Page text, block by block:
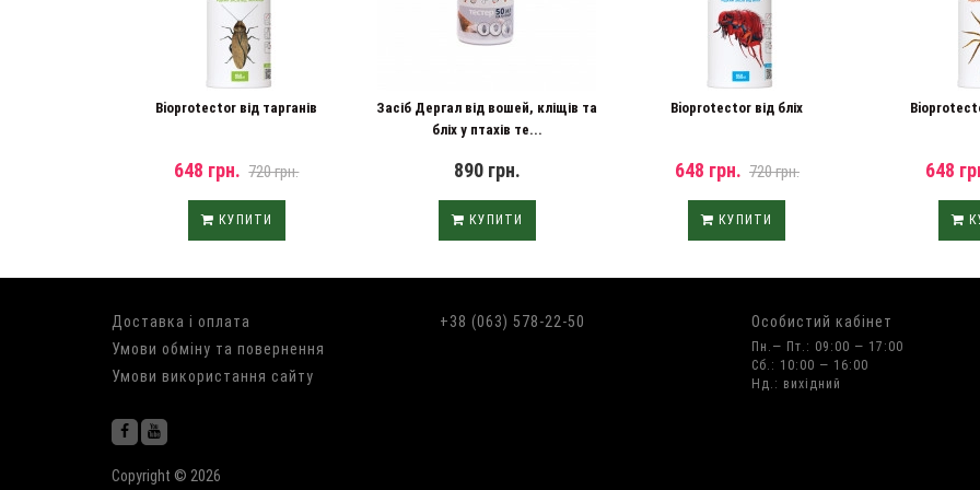
Bioprotector від тарганів
648 грн. 720 грн.
КУПИТИ
Засіб Дергал від вошей, кліщів та
бліх у птахів те...
890 грн.
КУПИТИ
Bioprotector від бліх
648 грн. 720 грн.
КУПИТИ
648
Доставка і оплата
Умови обміну та повернення
Умови використання сайту
+38 (063) 578-22-50 Особистий кабінет
Пн.— Пт.: 09:00 — 17:00
Сб.: 10:00 — 16:00
Нд.: вихідний
Copyright © 2026